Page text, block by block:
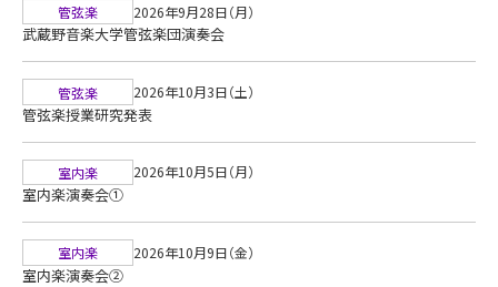
管弦楽 2026年9月28日（月）
武蔵野音楽大学管弦楽団演奏会
管弦楽 2026年10月3日（土）
管弦楽授業研究発表
室内楽 2026年10月5日（月）
室内楽演奏会①
室内楽 2026年10月9日（金）
室内楽演奏会②